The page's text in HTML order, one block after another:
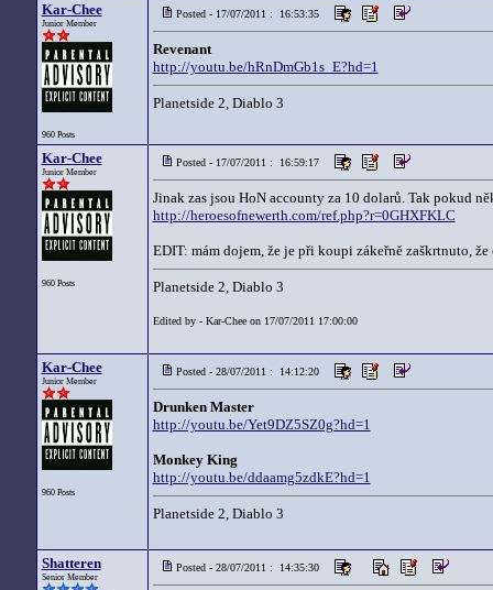
Kar-Chee
Junior Member
960 Posts
Posted - 17/07/2011 : 16:53:35
Revenant
http://youtu.be/hRnDmGb1s_E?hd=1
Planetside 2, Diablo 3
Kar-Chee
Junior Member
960 Posts
Posted - 17/07/2011 : 16:59:17
Jinak zas jsou HoN accounty za 10 dolarů. Tak pokud
http://heroesofnewerth.com/ref.php?r=0GHXFKLC
EDIT: mám dojem, že je při koupi zákeřně zaškrtnuto,
Planetside 2, Diablo 3
Edited by - Kar-Chee on 17/07/2011 17:00:00
Kar-Chee
Junior Member
960 Posts
Posted - 28/07/2011 : 14:12:20
Drunken Master
http://youtu.be/Yet9DZ5SZ0g?hd=1
Monkey King
http://youtu.be/ddaamg5zdkE?hd=1
Planetside 2, Diablo 3
Shatteren
Senior Member
Posted - 28/07/2011 : 14:35:30